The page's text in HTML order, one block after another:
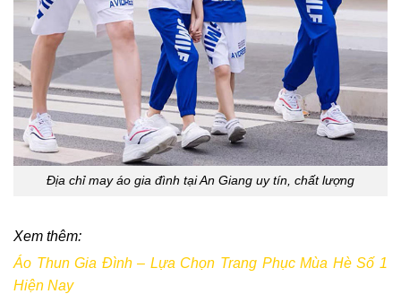
Địa chỉ may áo gia đình tại An Giang uy tín, chất lượng
Xem thêm:
Áo Thun Gia Đình – Lựa Chọn Trang Phục Mùa Hè Số 1
Hiện Nay